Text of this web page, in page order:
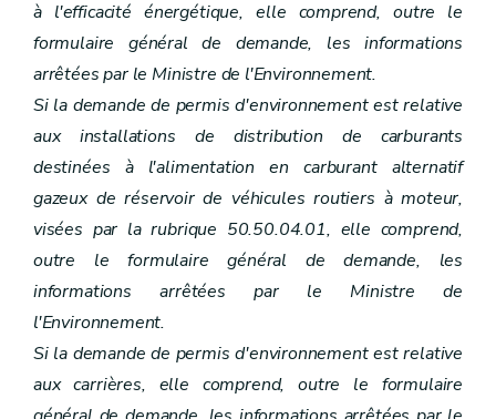
à l'efficacité énergétique, elle comprend, outre le
formulaire général de demande, les informations
arrêtées par le Ministre de l'Environnement.
Si la demande de permis d'environnement est relative
aux installations de distribution de carburants
destinées à l'alimentation en carburant alternatif
gazeux de réservoir de véhicules routiers à moteur,
visées par la rubrique 50.50.04.01, elle comprend,
outre le formulaire général de demande, les
informations arrêtées par le Ministre de
l'Environnement.
Si la demande de permis d'environnement est relative
aux carrières, elle comprend, outre le formulaire